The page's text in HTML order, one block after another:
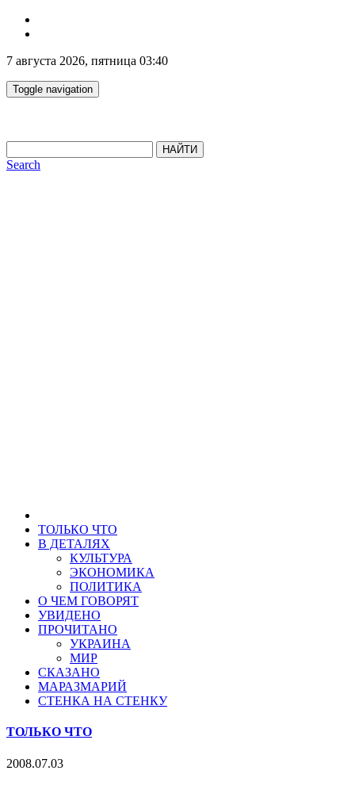
7 августа 2026, пятница 03:40
Toggle navigation
НАЙТИ
Search
ТОЛЬКО ЧТО
В ДЕТАЛЯХ
КУЛЬТУРА
ЭКОНОМИКА
ПОЛИТИКА
О ЧЕМ ГОВОРЯТ
УВИДЕНО
ПРОЧИТАНО
УКРАИНА
МИР
СКАЗАНО
МАРАЗМАРИЙ
СТЕНКА НА СТЕНКУ
ТОЛЬКО ЧТО
2008.07.03